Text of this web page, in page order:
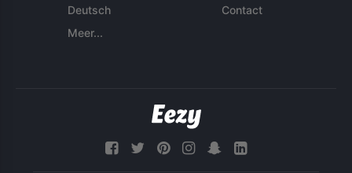
Deutsch
Meer...
Contact